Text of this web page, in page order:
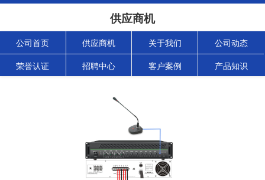
供应商机
公司首页 供应商机 关于我们 公司动态
荣誉认证 招聘中心 客户案例 产品知识